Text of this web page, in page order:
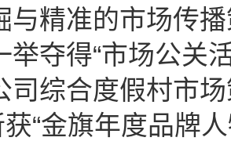
与精准的市场传
举夺得“市场公关
司综合度假村市
“金旗年度品牌